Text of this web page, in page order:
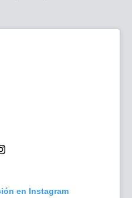
en Instagram